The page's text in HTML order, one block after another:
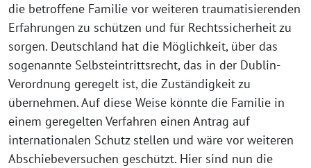
die betroffene Familie vor weiteren traumatisierenden
Erfahrungen zu schützen und für Rechtssicherheit zu
sorgen. Deutschland hat die Möglichkeit, über das
sogenannte Selbsteintrittsrecht, das in der Dublin-
Verordnung geregelt ist, die Zuständigkeit zu
übernehmen. Auf diese Weise könnte die Familie in
einem geregelten Verfahren einen Antrag auf
internationalen Schutz stellen und wäre vor weiteren
Abschiebeversuchen geschützt. Hier sind nun die